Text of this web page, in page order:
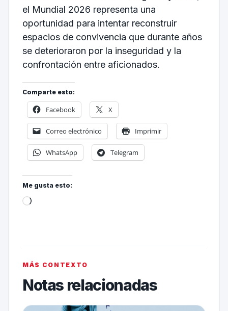
el Mundial 2026 representa una
oportunidad para intentar reconstruir
espacios de convivencia que durante años
se deterioraron por la inseguridad y la
confrontación entre aficionados.
Comparte esto:
Facebook X
Correo electrónico Imprimir
WhatsApp Telegram
Me gusta esto:
MÁS CONTEXTO
Notas relacionadas